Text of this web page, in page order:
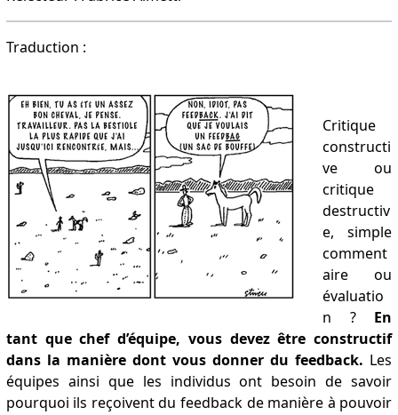
Traduction :
Critique
constructi
ve ou
critique
destructiv
e, simple
comment
aire ou
évaluatio
n ? En
tant que chef d’équipe, vous devez être constructif
dans la manière dont vous donner du feedback. Les
équipes ainsi que les individus ont besoin de savoir
pourquoi ils reçoivent du feedback de manière à pouvoir